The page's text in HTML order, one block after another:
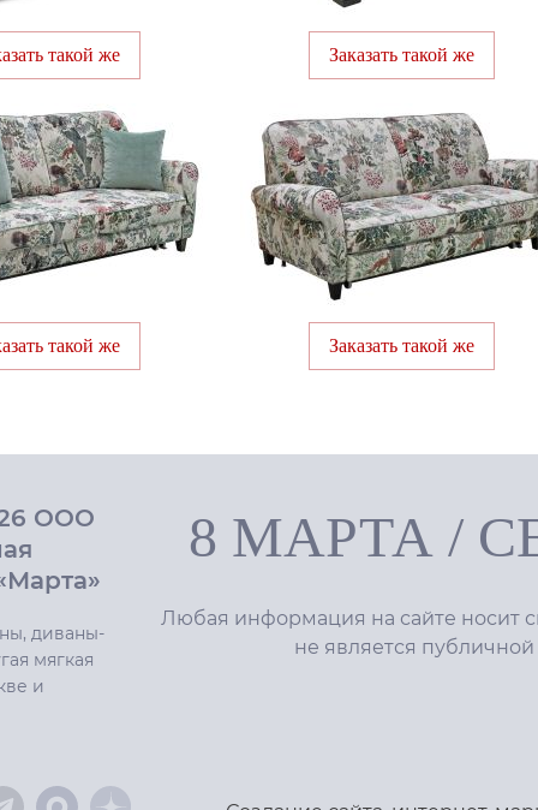
такой же Заказать такой же
такой же Заказать такой же
ООО
диваны-
мягкая
и
8 МАРТА/
Любая информация на сайте носит
не является